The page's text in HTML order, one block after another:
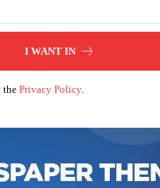
I WANT IN
thePrivacy Policy.